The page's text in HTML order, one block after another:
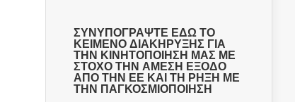
ΣΥΝΥΠΟΓΡΑΨΤΕ ΕΔΩ ΤΟ
ΚΕΙΜΕΝΟ ΔΙΑΚΗΡΥΞΗΣ ΓΙΑ
ΤΗΝ ΚΙΝΗΤΟΠΟΙΗΣΗ ΜΑΣ ΜΕ
ΣΤΟΧΟ ΤΗΝ ΑΜΕΣΗ ΕΞΟΔΟ
ΑΠΟ ΤΗΝ ΕΕ ΚΑΙ ΤΗ ΡΗΞΗ ΜΕ
ΤΗΝ ΠΑΓΚΟΣΜΙΟΠΟΙΗΣΗ